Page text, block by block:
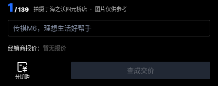
1 / 139 拍摄于海之沃四元桥店 · 图片仅供参考
传祺M6，理想生活好帮手
经销商报价： 暂无报价
查成交价